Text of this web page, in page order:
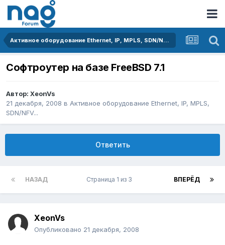
Активное оборудование Ethernet, IP, MPLS, SDN/NFV...
Софтроутер на базе FreeBSD 7.1
Автор: XeonVs
21 декабря, 2008 в Активное оборудование Ethernet, IP, MPLS,
SDN/NFV...
Ответить
НАЗАД ВПЕРЁД
Страница 1 из 3
XeonVs
Опубликовано 21 декабря, 2008